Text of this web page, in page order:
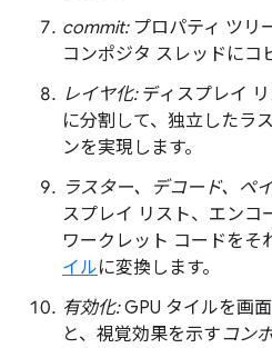
commit:プロパティ ツリ
コンポジタ スレッドにコ
レイヤ化:ディスプレイ
に分割して、独立したラ
ンを実現します。
ラスター、デコード、ペ
スプレイ リスト、エンコ
ワークレット コードをそ
イルに変換します。
有効化:GPU タイルを画
と、視覚効果を示す コン